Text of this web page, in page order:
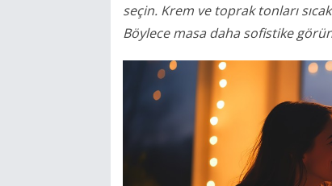
seçin. Krem ve toprak tonları
Böylece masa daha sofistike